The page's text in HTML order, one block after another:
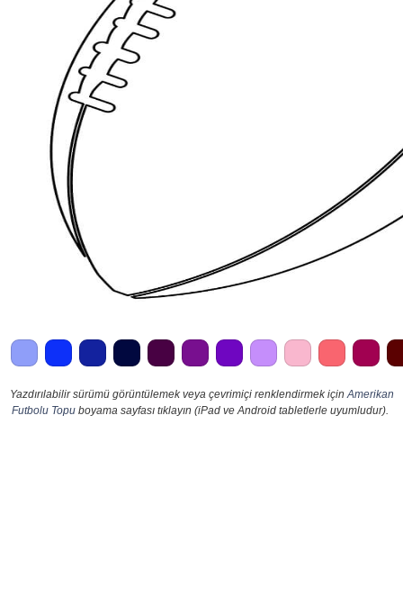
Yazdırılabilir sürümü görüntülemek veya çevrimiçi renklendirmek için Amerikan
Futbolu Topu boyama sayfası tıklayın (iPad ve Android tabletlerle uyumludur).